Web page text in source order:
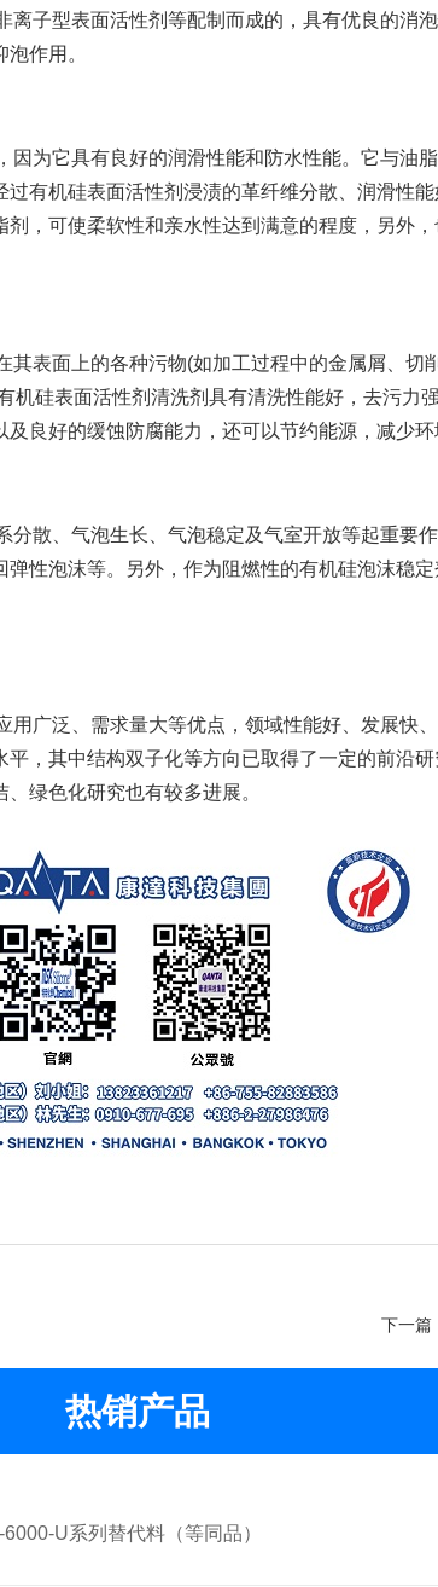
型表面活性剂等配制而成的，具有优良的消泡
作用。
它具有良好的润滑性能和防水性能。它与油
有机硅表面活性剂浸渍的革纤维分散、润滑性
，可使柔软性和亲水性达到满意的程度，另外
面上的各种污物(如加工过程中的金属屑、切
硅表面活性剂清洗剂具有清洗性能好，去污力
良好的缓蚀防腐能力，还可以节约能源，减少环
、气泡生长、气泡稳定及气室开放等起重要
性泡沫等。另外，作为阻燃性的有机硅泡沫稳定
泛、需求量大等优点，领域性能好、发展快
，其中结构双子化等方向已取得了一定的前沿
绿色化研究也有较多进展。
下一篇
热销产品
U系列替代料（等同品）